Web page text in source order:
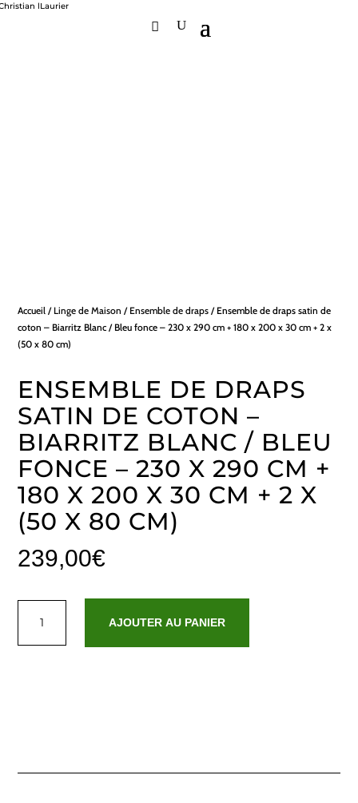
Accueil / Linge de Maison / Ensemble de draps / Ensemble de draps satin de
coton – Biarritz Blanc / Bleu fonce – 230 x 290 cm + 180 x 200 x 30 cm + 2 x
(50 x 80 cm)
ENSEMBLE DE DRAPS
SATIN DE COTON –
BIARRITZ BLANC / BLEU
FONCE – 230 X 290 CM +
180 X 200 X 30 CM + 2 X
(50 X 80 CM)
239,00€
Ensemble
-
AJOUTER AU PANIER